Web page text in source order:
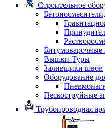
Строительное
Битумоварочные
Вышки-Туры
Заливщики швов
Оборудование
Пескоструйные
Трубопроводная